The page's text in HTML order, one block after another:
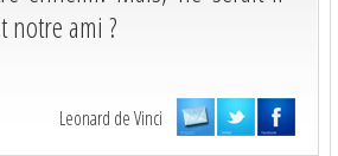
ami ?
Leonard de Vinci